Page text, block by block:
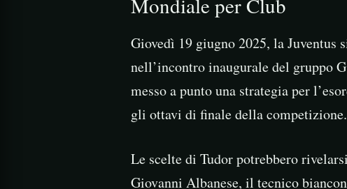
Giovedì 19 giugno 2025, la Juventus
nell’incontro inaugurale del gruppo
messo a punto una strategia per
gli ottavi di finale della competizione.
Le scelte di Tudor potrebbero
Giovanni Albanese, il tecnico